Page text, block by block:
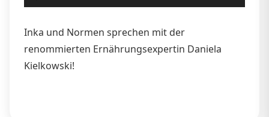
Player
Inka und Normen sprechen mit der
renommierten Ernährungsexpertin Daniela
Kielkowski!